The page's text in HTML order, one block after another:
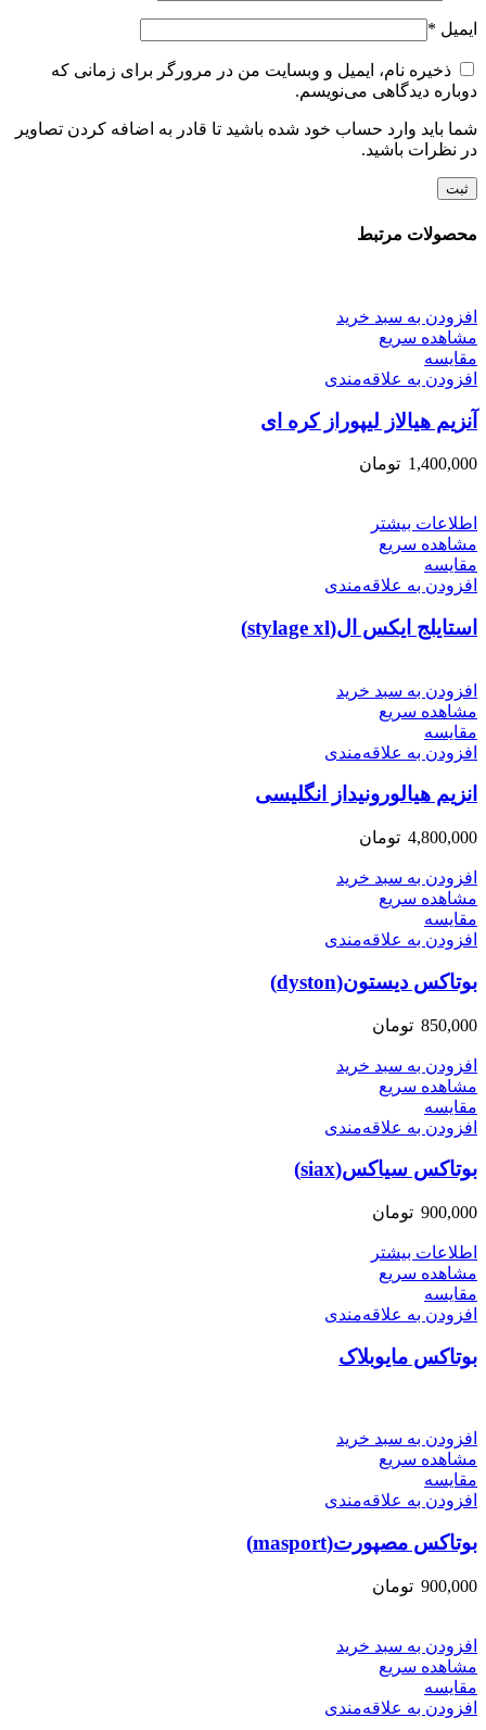
ایمیل *
ذخیره نام، ایمیل و وبسایت من در مرورگر برای زمانی که
دوباره دیدگاهی می‌نویسم.
شما باید وارد حساب خود شده باشید تا قادر به اضافه کردن تصاویر
در نظرات باشید.
محصولات مرتبط
افزودن به سبد خرید
مشاهده سریع
مقایسه
افزودن به علاقه‌مندی
آنزیم هیالاز لیپوراز کره ای
1,400,000 تومان
اطلاعات بیشتر
مشاهده سریع
مقایسه
افزودن به علاقه‌مندی
استایلج ایکس ال(stylage xl)
افزودن به سبد خرید
مشاهده سریع
مقایسه
افزودن به علاقه‌مندی
انزیم هیالورونیداز انگلیسی
4,800,000 تومان
افزودن به سبد خرید
مشاهده سریع
مقایسه
افزودن به علاقه‌مندی
بوتاکس دیستون(dyston)
850,000 تومان
افزودن به سبد خرید
مشاهده سریع
مقایسه
افزودن به علاقه‌مندی
بوتاکس سیاکس(siax)
900,000 تومان
اطلاعات بیشتر
مشاهده سریع
مقایسه
افزودن به علاقه‌مندی
بوتاکس مایوبلاک
افزودن به سبد خرید
مشاهده سریع
مقایسه
افزودن به علاقه‌مندی
بوتاکس مصپورت(masport)
900,000 تومان
افزودن به سبد خرید
مشاهده سریع
مقایسه
افزودن به علاقه‌مندی